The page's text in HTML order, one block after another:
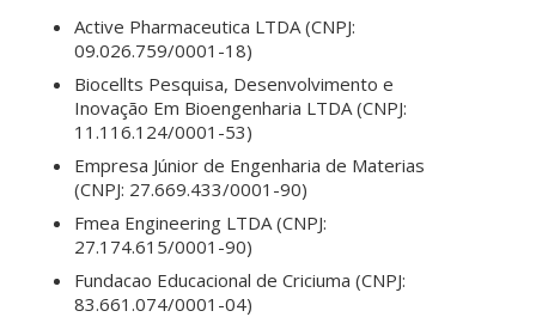
Active Pharmaceutica LTDA (CNPJ:
09.026.759/0001-18)
Biocellts Pesquisa, Desenvolvimento e
Inovação Em Bioengenharia LTDA (CNPJ:
11.116.124/0001-53)
Empresa Júnior de Engenharia de Materias
(CNPJ: 27.669.433/0001-90)
Fmea Engineering LTDA (CNPJ:
27.174.615/0001-90)
Fundacao Educacional de Criciuma (CNPJ:
83.661.074/0001-04)